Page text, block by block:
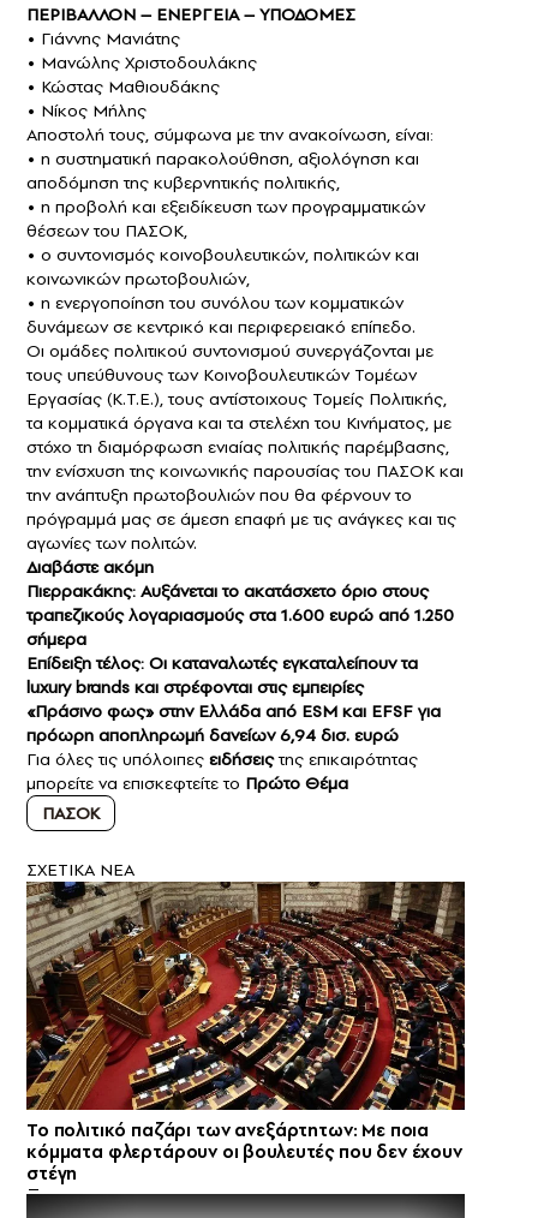
ΠΕΡΙΒΑΛΛΟΝ – ΕΝΕΡΓΕΙΑ – ΥΠΟΔΟΜΕΣ
• Γιάννης Μανιάτης
• Μανώλης Χριστοδουλάκης
• Κώστας Μαθιουδάκης
• Νίκος Μήλης
Αποστολή τους, σύμφωνα με την ανακοίνωση, είναι:
• η συστηματική παρακολούθηση, αξιολόγηση και
αποδόμηση της κυβερνητικής πολιτικής,
• η προβολή και εξειδίκευση των προγραμματικών
θέσεων του ΠΑΣΟΚ,
• ο συντονισμός κοινοβουλευτικών, πολιτικών και
κοινωνικών πρωτοβουλιών,
• η ενεργοποίηση του συνόλου των κομματικών
δυνάμεων σε κεντρικό και περιφερειακό επίπεδο.
Οι ομάδες πολιτικού συντονισμού συνεργάζονται με
τους υπεύθυνους των Κοινοβουλευτικών Τομέων
Εργασίας (Κ.Τ.Ε.), τους αντίστοιχους Τομείς Πολιτικής,
τα κομματικά όργανα και τα στελέχη του Κινήματος, με
στόχο τη διαμόρφωση ενιαίας πολιτικής παρέμβασης,
την ενίσχυση της κοινωνικής παρουσίας του ΠΑΣΟΚ και
την ανάπτυξη πρωτοβουλιών που θα φέρνουν το
πρόγραμμά μας σε άμεση επαφή με τις ανάγκες και τις
αγωνίες των πολιτών.
Διαβάστε ακόμη
Πιερρακάκης: Αυξάνεται το ακατάσχετο όριο στους
τραπεζικούς λογαριασμούς στα 1.600 ευρώ από 1.250
σήμερα
Επίδειξη τέλος: Οι καταναλωτές εγκαταλείπουν τα
luxury brands και στρέφονται στις εμπειρίες
«Πράσινο φως» στην Ελλάδα από ESM και EFSF για
πρόωρη αποπληρωμή δανείων 6,94 δισ. ευρώ
Για όλες τις υπόλοιπες ειδήσειςτης επικαιρότητας
μπορείτε να επισκεφτείτε το Πρώτο Θέμα
ΠΑΣΟΚ
ΣXETIKA NEA
Το πολιτικό παζάρι των ανεξάρτητων: Με ποια
κόμματα φλερτάρουν οι βουλευτές που δεν έχουν
στέγη